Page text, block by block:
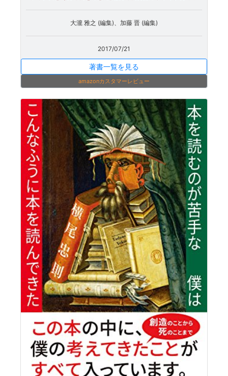
大瀧 雅之 (編集)、加藤 晋 (編集)
2017/07/21
著書一覧を見る
amazonカスタマーレビュー